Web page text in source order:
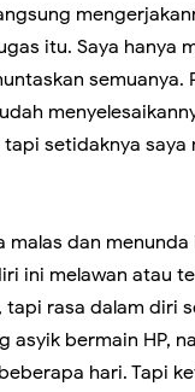
itu. Saya hanya
semuanya.
setidaknya saya
malas dan
ini melawan atau
rasa dalam diri
asyik bermain HP,
hari. Tapi